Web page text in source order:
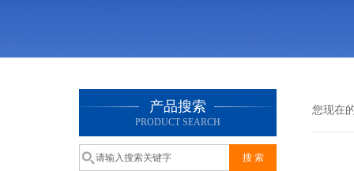
产品搜索
PRODUCT SEARCH
您现在